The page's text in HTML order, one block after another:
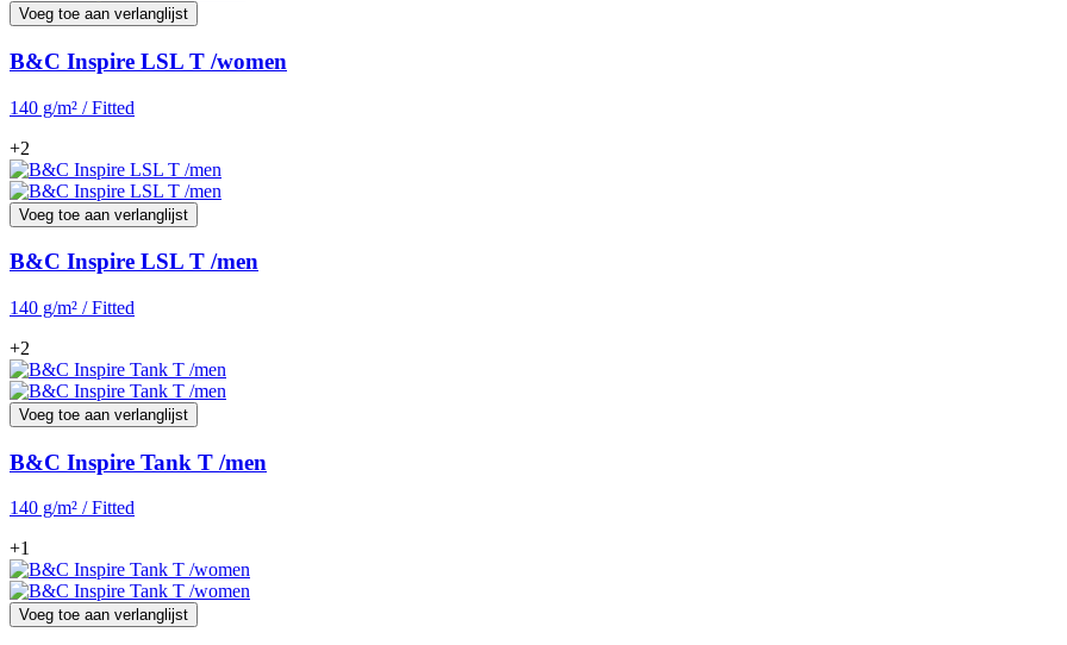
Voeg toe aan verlanglijst
B&C Inspire LSL T /women
140 g/m² / Fitted
+2
Voeg toe aan verlanglijst
B&C Inspire LSL T /men
140 g/m² / Fitted
+2
Voeg toe aan verlanglijst
B&C Inspire Tank T /men
140 g/m² / Fitted
+1
Voeg toe aan verlanglijst